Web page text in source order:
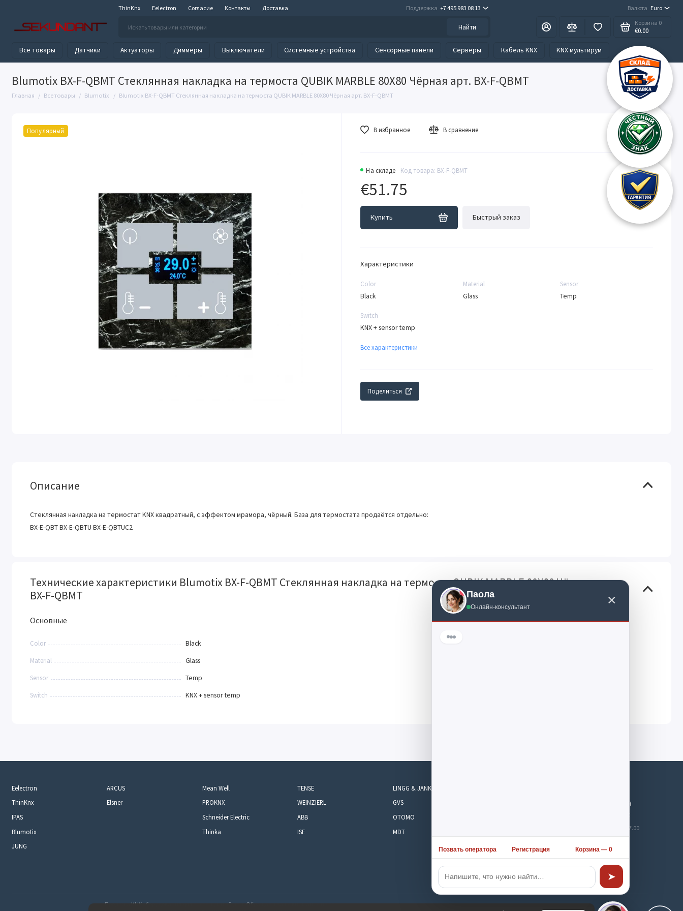
ThinKnx Eelectron Согласие Контакты Доставка Поддержка +7 495 983 08 13 Валюта Euro
Найти
Корзина 0
€0.00
Все товары Датчики Актуаторы Диммеры Выключатели Системные устройства Сенсорные панели Серверы Кабель KNX KNX мультирум
Blumotix BX-F-QBMT Стеклянная накладка на термоста QUBIK MARBLE 80X80 Чёрная арт. BX-F-QBMT
Главная Все товары Blumotix Blumotix BX-F-QBMT Стеклянная накладка на термоста QUBIK MARBLE 80X80 Чёрная арт. BX-F-QBMT
Популярный
На складе Код товара: BX-F-QBMT
Blumotix
Производитель
€51.75
Купить Быстрый заказ
В избранное В сравнение
Характеристики
Color
Black
Material
Glass
Sensor
Temp
Switch
KNX + sensor temp
Все характеристики
Поделиться
Описание
Стеклянная накладка на термостат KNX квадратный, с эффектом мрамора, чёрный. База для термостата продаётся отдельно:
BX-E-QBT BX-E-QBTU BX-E-QBTUC2
Технические характеристики Blumotix BX-F-QBMT Стеклянная накладка на термоста QUBIK MARBLE 80X80 Чёрная арт.
BX-F-QBMT
Основные
Color Black
Material Glass
Sensor Temp
Switch KNX + sensor temp
Eelectron
ThinKnx
IPAS
Blumotix
JUNG
ARCUS
Elsner
Mean Well
PROKNX
Schneider Electric
Thinka
TENSE
WEINZIERL
ABB
ISE
LINGG & JANKE
GVS
OTOMO
MDT
+7 495 983 08 13
Обратный звонок
Будни, с 9:30 до 17.00
Продажа KNX оборудования для систем умный дом. Обращаем ваше внимание на то,
Паола
Онлайн-консультант ×
Позвать оператора Регистрация Корзина — 0
➤